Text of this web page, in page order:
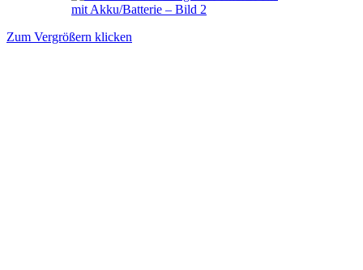
Zum Vergrößern klicken